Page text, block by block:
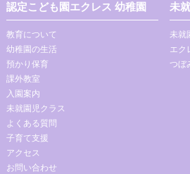
認定こども園エクレス 幼稚園
教育について
幼稚園の生活
預かり保育
課外教室
入園案内
未就園児クラス
よくある質問
子育て支援
アクセス
お問い合わせ
未
未就
エク
つぼ